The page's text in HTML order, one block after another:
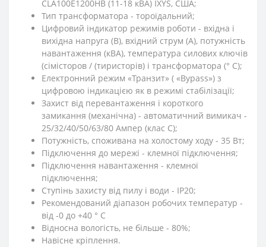
CLA100E1200HB (11-18 кВА) IXYS, США;
Тип трансформатора - тороїдальний;
Цифровий індикатор режимів роботи - вхідна і
вихідна напруга (В), вхідний струм (А), потужність
навантаження (кВА), температура силових ключів
(сімісторов / (тиристорів) і трансформатора (° C);
Електронний режим «Транзит» ( «Bypass») з
цифровою індикацією як в режимі стабілізації;
Захист від перевантаження і короткого
замикання (механічна) - автоматичний вимикач -
25/32/40/50/63/80 Ампер (клас C);
Потужність, споживана на холостому ходу - 35 Вт;
Підключення до мережі - клемної підключення;
Підключення навантаження - клемної
підключення;
Ступінь захисту від пилу і води - IP20;
Рекомендований діапазон робочих температур -
від -0 до +40 ° C
Відносна вологість, не більше - 80%;
Навісне кріплення.